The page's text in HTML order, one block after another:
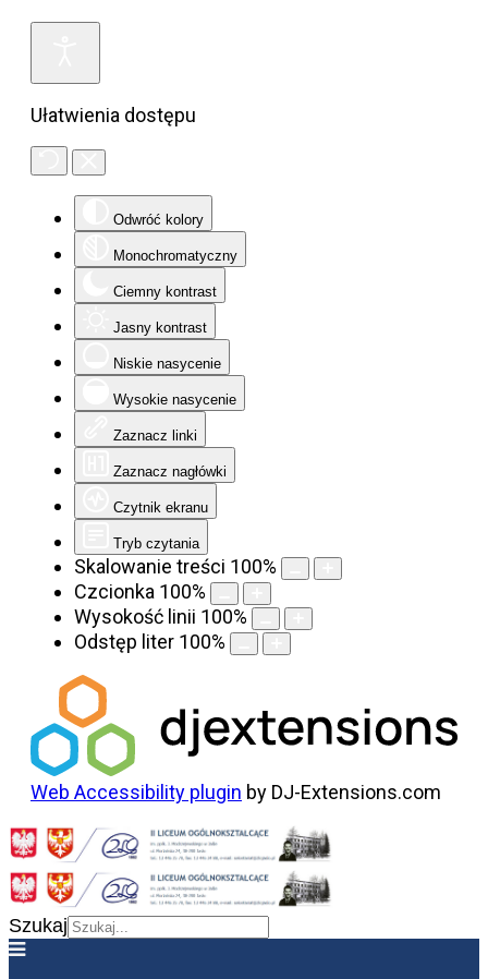
Ułatwienia dostępu
Odwróć kolory
Monochromatyczny
Ciemny kontrast
Jasny kontrast
Niskie nasycenie
Wysokie nasycenie
Zaznacz linki
Zaznacz nagłówki
Czytnik ekranu
Tryb czytania
Skalowanie treści 100%
Czcionka 100%
Wysokość linii 100%
Odstęp liter 100%
Web Accessibility plugin by DJ-Extensions.com
Szukaj